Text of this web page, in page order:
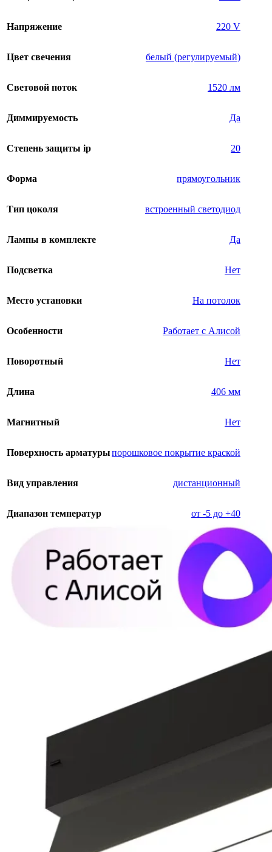
Напряжение 220 V
Цвет свечения белый (регулируемый)
Световой поток 1520 лм
Диммируемость Да
Степень защиты ip 20
Форма прямоугольник
Тип цоколя встроенный светодиод
Лампы в комплекте Да
Подсветка Нет
Место установки На потолок
Особенности Работает с Алисой
Поворотный Нет
Длина 406 мм
Магнитный Нет
Поверхность арматурыпорошковое покрытие краской
Вид управления дистанционный
Диапазон температур от -5 до +40